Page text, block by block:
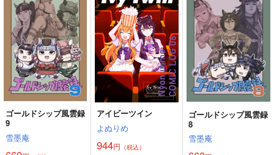
ゴールドシップ風雲録
9
雪墨庵
アイビーツイン
よぬりめ
944円 （税込）
ゴールドシップ風雲録
8
雪墨庵